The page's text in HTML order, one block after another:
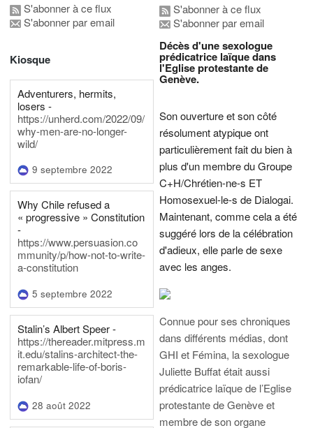
S'abonner à ce flux
S'abonner par email
Kiosque
Adventurers, hermits,
losers -
https://unherd.com/2022/09/
why-men-are-no-longer-
wild/
9 septembre 2022
Why Chile refused a
« progressive » Constitution
-
https://www.persuasion.co
mmunity/p/how-not-to-write-
a-constitution
5 septembre 2022
Stalin’s Albert Speer -
https://thereader.mitpress.m
it.edu/stalins-architect-the-
remarkable-life-of-boris-
iofan/
28 août 2022
S'abonner à ce flux
S'abonner par email
Décès d'une sexologue
prédicatrice laïque dans
l'Eglise protestante de
Genève.
Son ouverture et son côté
résolument atypique ont
particulièrement fait du bien à
plus d'un membre du Groupe
C+H/Chrétien-ne-s ET
Homosexuel-le-s de Dialogai.
Maintenant, comme cela a été
suggéré lors de la célébration
d'adieux, elle parle de sexe
avec les anges.
Connue pour ses chroniques
dans différents médias, dont
GHI et Fémina, la sexologue
Juliette Buffat était aussi
prédicatrice laïque de l’Eglise
protestante de Genève et
membre de son organe